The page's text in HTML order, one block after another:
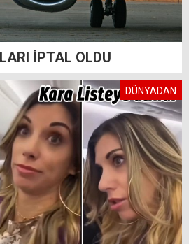
İPTAL OLDU
DÜNYADAN